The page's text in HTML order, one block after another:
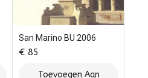
San Marino BU 2006
€ 85
Toevoegen Aan